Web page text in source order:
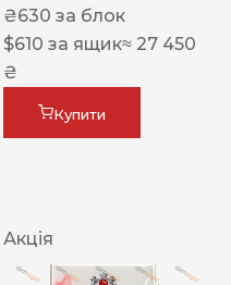
₴630 за блок
$610 за ящик≈ 27 450
₴
Купити
Акція